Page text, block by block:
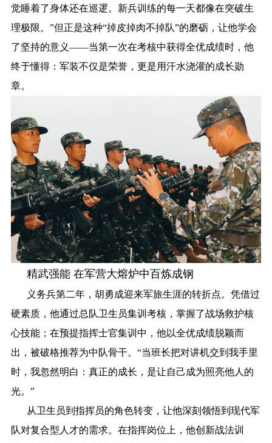
觉睡着了身体还在巡逻。新兵训练的每一天都像在突破生
理极限。”但正是这种“掉皮掉肉不掉队”的磨砺，让他学会
了坚持的意义——当第一次在考核中获得全优成绩时，他
终于懂得：军装不仅是荣誉，更是用汗水浇灌的成长勋
章。
精武强能 在军营大熔炉中百炼成钢
义务兵第二年，胡勇成迎来军旅生涯的转折点。凭借过
硬素质，他通过总队卫生员集训考核，掌握了战场救护核
心技能；在预提指挥士官集训中，他以全优成绩脱颖而
出，被破格推荐为中队骨干。“当班长把对讲机交到我手里
时，我忽然明白：真正的成长，是让自己成为照亮他人的
光。”
从卫生员到指挥员的角色转变，让他深刻领悟到现代军
队对复合型人才的需求。在指挥岗位上，他创新战法训